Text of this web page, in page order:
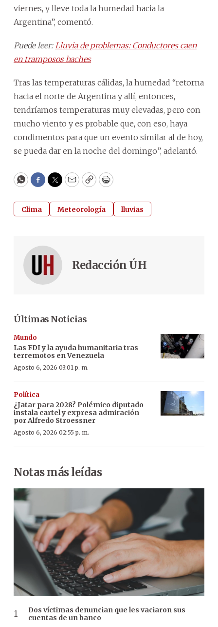
viernes, y lleve toda la humedad hacia la
Argentina”, comentó.
Puede leer: Lluvia de problemas: Conductores caen
en tramposos baches
Tras las temperaturas cálidas, la humedad “retorna
hacia el norte de Argentina y allí, entonces,
tendríamos temperaturas muy elevadas, pero con
mucho viento y es probable que, con eso, haya
condimentos para que un evento similar al de hoy,
se pueda dar en la noche del domingo”, adelantó.
WhatsApp
Facebook
Twitter
EmailCopyPrint
Clima Meteorología lluvias
Redacción ÚH
Últimas Noticias
Mundo
Las FDI y la ayuda humanitaria tras
terremotos en Venezuela
Agosto 6, 2026 03:01 p. m.
Política
¿Jatar para 2028? Polémico diputado
instala cartel y expresa admiración
por Alfredo Stroessner
Agosto 6, 2026 02:55 p. m.
Notas más leídas
Dos víctimas denuncian que les vaciaron sus
cuentas de un banco